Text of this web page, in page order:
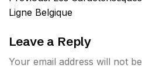
navigation
Ligne Belgique
Leave a Reply
Your email address will not